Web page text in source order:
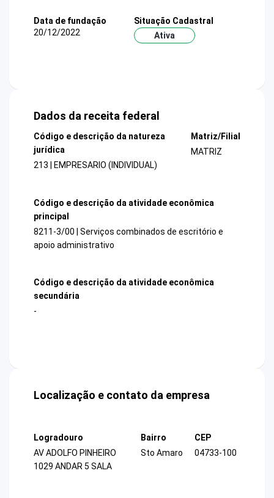
Data de fundação
20/12/2022
Situação Cadastral
Ativa
Dados da receita federal
Código e descrição da natureza
jurídica
213 | EMPRESARIO (INDIVIDUAL)
Matriz/Filial
MATRIZ
Código e descrição da atividade econômica
principal
8211-3/00 | Serviços combinados de escritório e
apoio administrativo
Código e descrição da atividade econômica
secundária
-
Localização e contato da empresa
Logradouro
AV ADOLFO PINHEIRO
1029 ANDAR 5 SALA
Bairro
Sto Amaro
CEP
04733-100